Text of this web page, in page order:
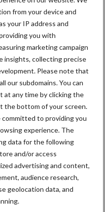
from your device and
your IP address and
you with
marketing campaign
insights, collecting precise
Please note that
our subdomains. You can
at any time by clicking the
the bottom of your screen.
to providing you
experience. The
data for the following
and/or access
advertising and content,
audience research,
geolocation data, and
UVC